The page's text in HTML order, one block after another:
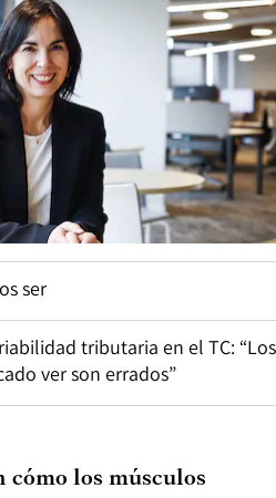
ser
tributaria en el TC: “Los
ver son errados”
los músculos